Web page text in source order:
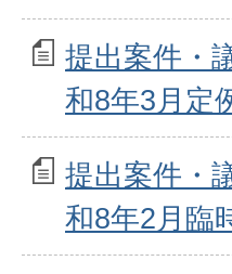
提出案件・
和8年3月定
提出案件・
和8年2月臨